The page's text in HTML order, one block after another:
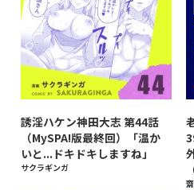
誘淫ハケン神田大志 第44話
（MySPA!版最終回）「温か
いと...ドキドキしますね」
サクラギンガ